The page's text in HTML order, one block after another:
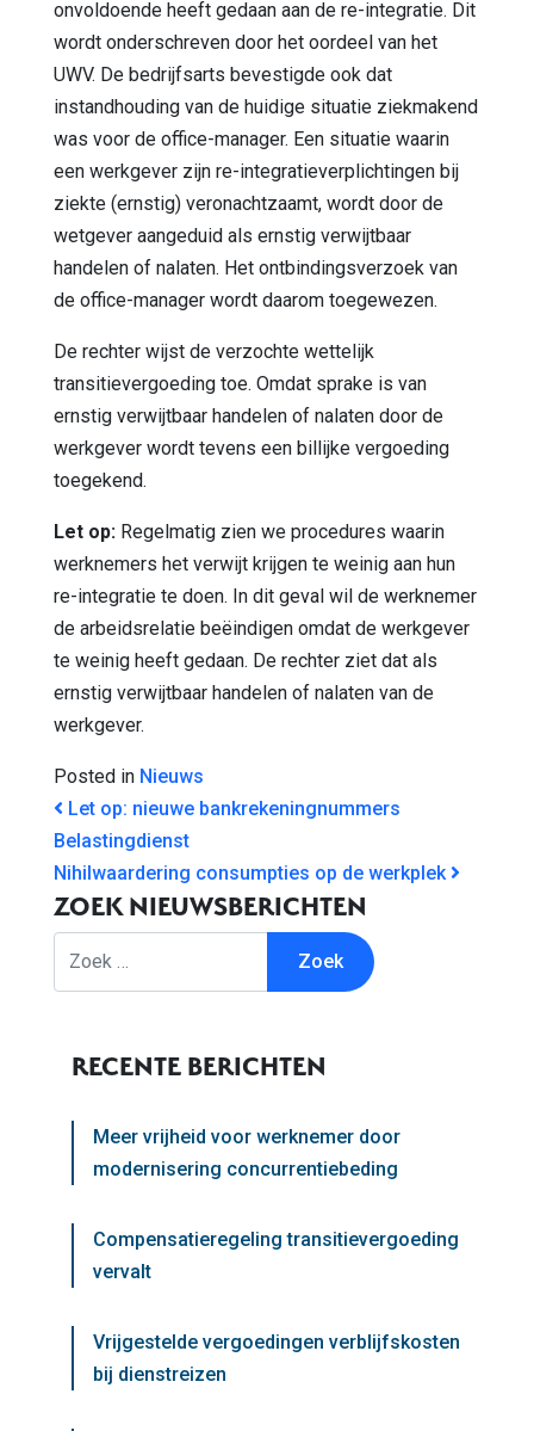
onvoldoende heeft gedaan aan de re-integratie. Dit
wordt onderschreven door het oordeel van het
UWV. De bedrijfsarts bevestigde ook dat
instandhouding van de huidige situatie ziekmakend
was voor de office-manager. Een situatie waarin
een werkgever zijn re-integratieverplichtingen bij
ziekte (ernstig) veronachtzaamt, wordt door de
wetgever aangeduid als ernstig verwijtbaar
handelen of nalaten. Het ontbindingsverzoek van
de office-manager wordt daarom toegewezen.
De rechter wijst de verzochte wettelijk
transitievergoeding toe. Omdat sprake is van
ernstig verwijtbaar handelen of nalaten door de
werkgever wordt tevens een billijke vergoeding
toegekend.
Let op: Regelmatig zien we procedures waarin
werknemers het verwijt krijgen te weinig aan hun
re-integratie te doen. In dit geval wil de werknemer
de arbeidsrelatie beëindigen omdat de werkgever
te weinig heeft gedaan. De rechter ziet dat als
ernstig verwijtbaar handelen of nalaten van de
werkgever.
Posted in Nieuws
BERICHT NAVIGATIE
Let op: nieuwe bankrekeningnummers
Belastingdienst
Nihilwaardering consumpties op de werkplek
ZOEK NIEUWSBERICHTEN
RECENTE BERICHTEN
Meer vrijheid voor werknemer door
modernisering concurrentiebeding
Compensatieregeling transitievergoeding
vervalt
Vrijgestelde vergoedingen verblijfskosten
bij dienstreizen